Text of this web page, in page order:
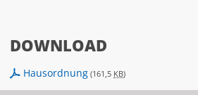
DOWNLOAD
Hausordnung (161,5 KB)